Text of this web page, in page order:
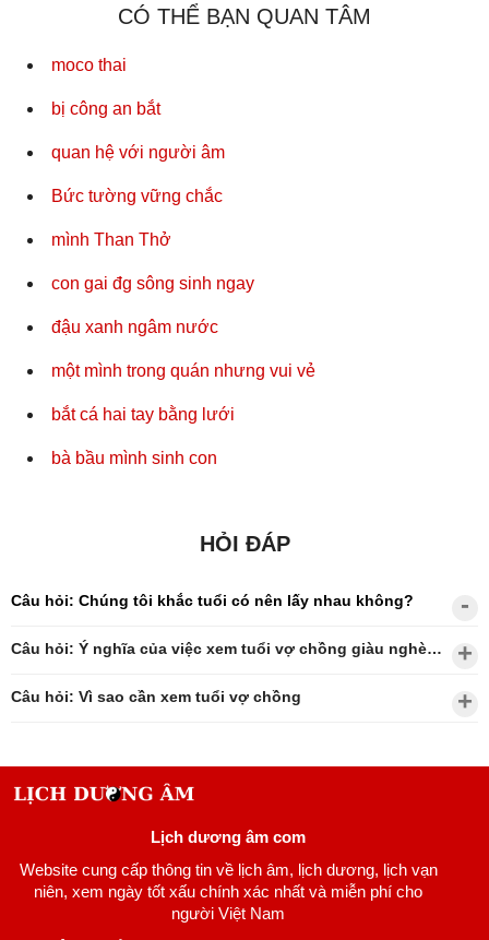
CÓ THỂ BẠN QUAN TÂM
moco thai
bị công an bắt
quan hệ với người âm
Bức tường vững chắc
mình Than Thở
con gai đg sông sinh ngay
đậu xanh ngâm nước
một mình trong quán nhưng vui vẻ
bắt cá hai tay bằng lưới
bà bầu mình sinh con
HỎI ĐÁP
Câu hỏi: Chúng tôi khắc tuổi có nên lấy nhau không?
Câu hỏi: Ý nghĩa của việc xem tuổi vợ chồng giàu nghèo?
Câu hỏi: Vì sao cần xem tuổi vợ chồng
Lịch dương âm com
Website cung cấp thông tin về lịch âm, lịch dương, lịch vạn
niên, xem ngày tốt xấu chính xác nhất và miễn phí cho
người Việt Nam